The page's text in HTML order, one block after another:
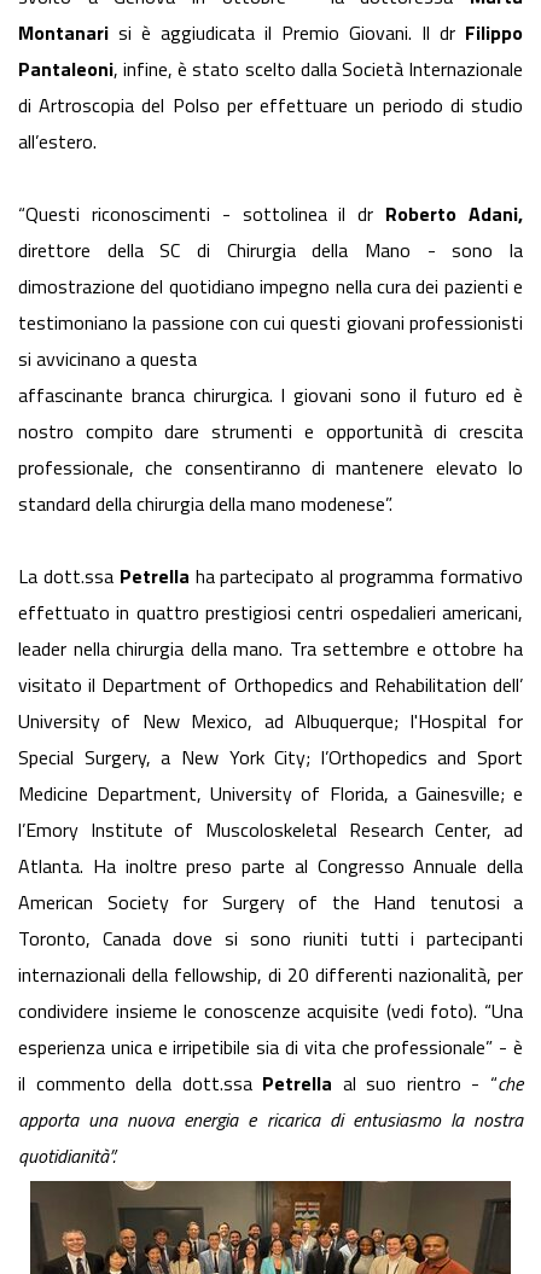
Montanari si è aggiudicata il Premio Giovani. Il dr Filippo
Pantaleoni, infine, è stato scelto dalla Società Internazionale
di Artroscopia del Polso per effettuare un periodo di studio
all’estero.
“Questi riconoscimenti - sottolinea il dr Roberto Adani,
direttore della SC di Chirurgia della Mano - sono la
dimostrazione del quotidiano impegno nella cura dei pazienti e
testimoniano la passione con cui questi giovani professionisti
si avvicinano a questa
affascinante branca chirurgica. I giovani sono il futuro ed è
nostro compito dare strumenti e opportunità di crescita
professionale, che consentiranno di mantenere elevato lo
standard della chirurgia della mano modenese”.
La dott.ssaPetrella ha partecipato al programma formativo
effettuato in quattro prestigiosi centri ospedalieri americani,
leader nella chirurgia della mano. Tra settembre e ottobre ha
visitato il Department of Orthopedics and Rehabilitation dell’
University of New Mexico, ad Albuquerque; l'Hospital for
Special Surgery, a New York City; l’Orthopedics and Sport
Medicine Department, University of Florida, a Gainesville; e
l’Emory Institute of Muscoloskeletal Research Center, ad
Atlanta. Ha inoltre preso parte al Congresso Annuale della
American Society for Surgery of the Hand tenutosi a
Toronto, Canada dove si sono riuniti tutti i partecipanti
internazionali della fellowship, di 20 differenti nazionalità, per
condividere insieme le conoscenze acquisite (vedi foto). “Una
esperienza unica e irripetibile sia di vita che professionale” - è
il commento della dott.ssa Petrella al suo rientro - “che
apporta una nuova energia e ricarica di entusiasmo la nostra
quotidianità”.